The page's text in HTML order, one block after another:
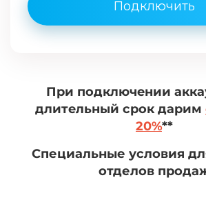
Подключить
При подключении
длительный срок дарим
20%**
Специальные условия
отделов